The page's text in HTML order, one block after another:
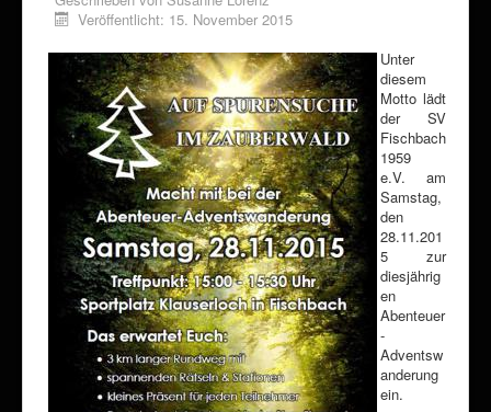
Veröffentlicht: 15. November 2015
Unter
diesem
Motto lädt
der SV
Fischbach
1959
e.V. am
Samstag,
den
28.11.201
5 zur
diesjährig
en
Abenteuer
-
Adventsw
anderung
ein.